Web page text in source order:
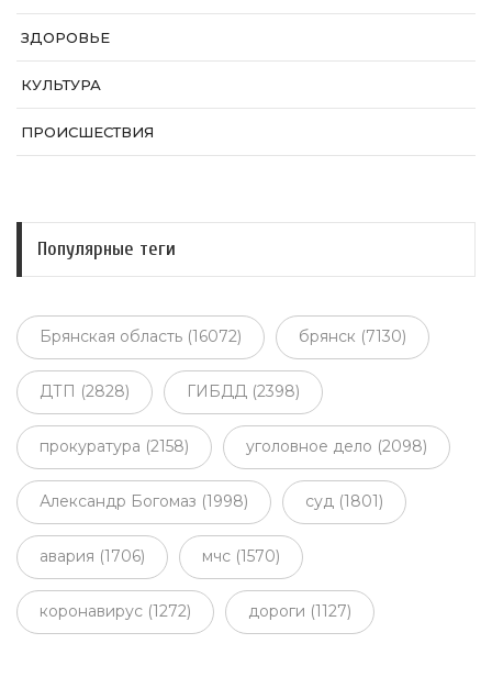
ЗДОРОВЬЕ
КУЛЬТУРА
ПРОИСШЕСТВИЯ
Популярные теги
Брянская область (16072) брянск (7130)
ДТП (2828) ГИБДД (2398)
прокуратура (2158) уголовное дело (2098)
Александр Богомаз (1998) суд (1801)
авария (1706) мчс (1570)
коронавирус (1272) дороги (1127)